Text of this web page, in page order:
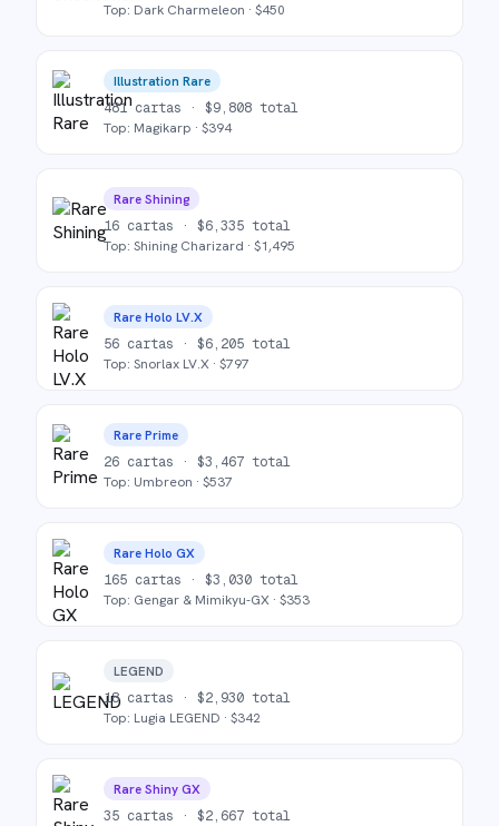
Top: Dark Charmeleon · $450
Illustration Rare
481cartas · $9,808 total
Top: Magikarp · $394
Rare Shining
16 cartas · $6,335 total
Top: Shining Charizard · $1,495
Rare Holo LV.X
56 cartas · $6,205 total
Top: Snorlax LV.X · $797
Rare Prime
26 cartas · $3,467 total
Top: Umbreon · $537
Rare Holo GX
165 cartas · $3,030 total
Top: Gengar & Mimikyu-GX · $353
LEGEND
18cartas · $2,930 total
Top: Lugia LEGEND · $342
Rare Shiny GX
35 cartas · $2,667 total